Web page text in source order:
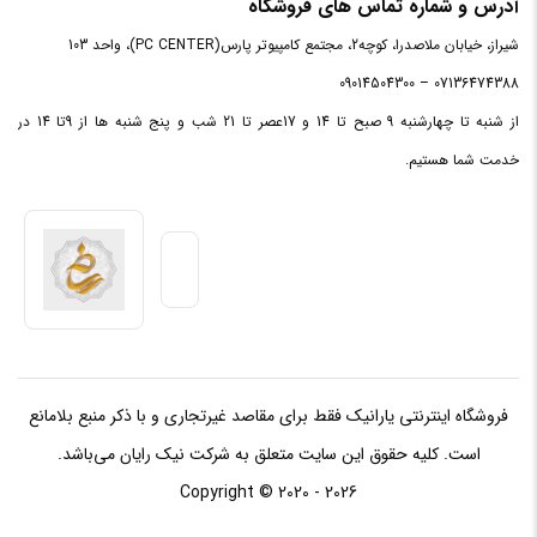
رزولوشن
تصویر
۷۶۸۰x۴۳۲۰
فضای نصب
مورد نیاز
حافظه
۱۹۲ بیت
آدرس و شماره تماس های فروشگاه
شیراز، خیابان ملاصدرا، کوچه2، مجتمع کامپیوتر پارس(PC CENTER)، واحد 103
07136474388 – 09014504300
از شنبه تا چهارشنبه 9 صبح تا 14 و 17عصر تا 21 شب و پنج شنبه ها از 9تا 14 در
خدمت شما هستیم.
فروشگاه اینترنتی یارانیک فقط برای مقاصد غیرتجاری و با ذکر منبع بلامانع
است. کلیه حقوق این سایت متعلق به شرکت نیک رایان می‌باشد.
Copyright © 2020 - 2026